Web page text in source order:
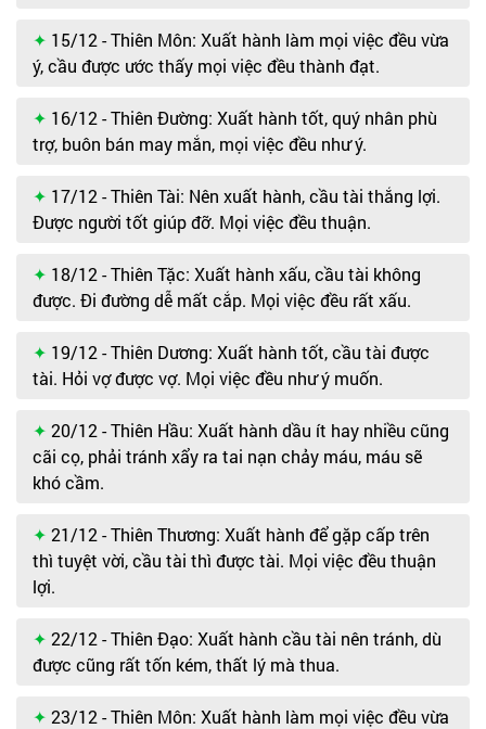
15/12 - Thiên Môn: Xuất hành làm mọi việc đều vừa
ý, cầu được ước thấy mọi việc đều thành đạt.
16/12 - Thiên Đường: Xuất hành tốt, quý nhân phù
trợ, buôn bán may mắn, mọi việc đều như ý.
17/12 - Thiên Tài: Nên xuất hành, cầu tài thắng lợi.
Được người tốt giúp đỡ. Mọi việc đều thuận.
18/12 - Thiên Tặc: Xuất hành xấu, cầu tài không
được. Đi đường dễ mất cắp. Mọi việc đều rất xấu.
19/12 - Thiên Dương: Xuất hành tốt, cầu tài được
tài. Hỏi vợ được vợ. Mọi việc đều như ý muốn.
20/12 - Thiên Hầu: Xuất hành dầu ít hay nhiều cũng
cãi cọ, phải tránh xẩy ra tai nạn chảy máu, máu sẽ
khó cầm.
21/12 - Thiên Thương: Xuất hành để gặp cấp trên
thì tuyệt vời, cầu tài thì được tài. Mọi việc đều thuận
lợi.
22/12 - Thiên Đạo: Xuất hành cầu tài nên tránh, dù
được cũng rất tốn kém, thất lý mà thua.
23/12 - Thiên Môn: Xuất hành làm mọi việc đều vừa